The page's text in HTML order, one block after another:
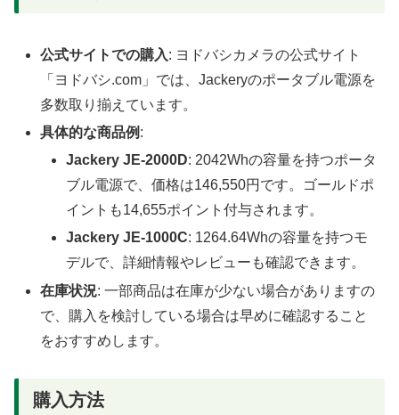
公式サイトでの購入: ヨドバシカメラの公式サイト
「ヨドバシ.com」では、Jackeryのポータブル電源を
多数取り揃えています。
具体的な商品例 :
Jackery JE-2000D: 2042Whの容量を持つポータ
ブル電源で、価格は146,550円です。ゴールドポ
イントも14,655ポイント付与されます。
Jackery JE-1000C: 1264.64Whの容量を持つモ
デルで、詳細情報やレビューも確認できます。
在庫状況: 一部商品は在庫が少ない場合がありますの
で、購入を検討している場合は早めに確認すること
をおすすめします。
購入方法